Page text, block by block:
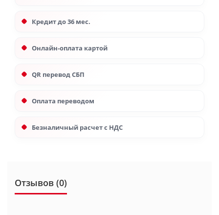
Кредит до 36 мес.
Онлайн-оплата картой
QR перевод СБП
Оплата переводом
Безналичный расчет с НДС
Отзывов (0)